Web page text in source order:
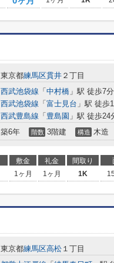
東京都練馬区貫井 ２丁目
西武池袋線 「 中村橋 」駅 徒歩7分
西武池袋線 「 富士見台 」駅 徒歩
西武豊島線 「 豊島園 」駅 徒歩24
築6年 階数 3階建 構造 木造
敷金 礼金 間取り
1ヶ月 1ヶ月 1K
東京都練馬区高松 １丁目